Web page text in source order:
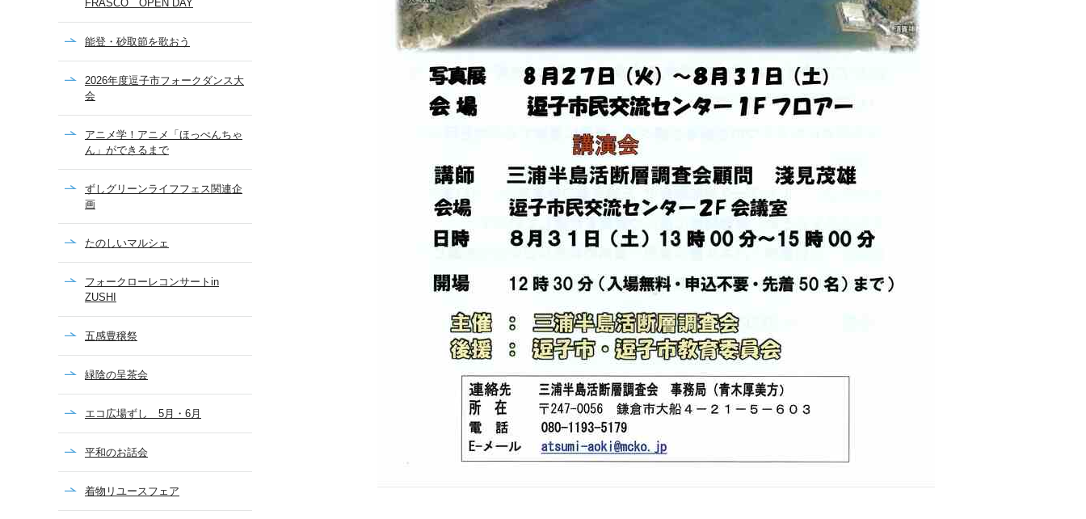
FRASCO OPEN DAY
能登・砂取節を歌おう
2026年度逗子市フォークダンス大
会
アニメ学！アニメ「ほっぺんちゃ
ん」ができるまで
ずしグリーンライフフェス関連企
画
たのしいマルシェ
フォークローレコンサートin
ZUSHI
五感豊穣祭
緑陰の呈茶会
エコ広場ずし 5月・6月
平和のお話会
着物リユースフェア